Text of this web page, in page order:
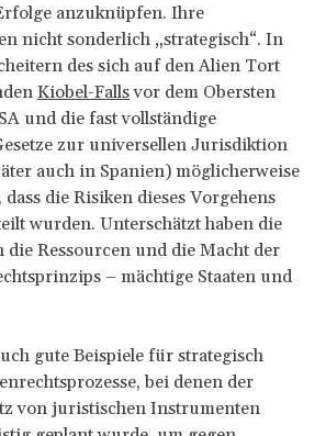
anzuknüpfen. Ihre
nicht sonderlich „strategisch“. In
des sich auf den Alien Tort
Kiobel-Fallsvor dem Obersten
und die fast vollständige
zur universellen Jurisdiktion
auch in Spanien) möglicherweise
die Risiken dieses Vorgehens
wurden. Unterschätzt haben die
die Ressourcen und die Macht der
– mächtige Staaten und
gute Beispiele für strategisch
bei denen der
von juristischen Instrumenten